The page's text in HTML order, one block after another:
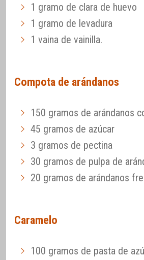
1 gramo de clara de huevo
1 gramo de levadura
1 vaina de vainilla.
Compota de arándanos
150 gramos de arándanos
45 gramos de azúcar
3 gramos de pectina
30 gramos de pulpa de
20 gramos de arándanos
Caramelo
100 gramos de pasta de